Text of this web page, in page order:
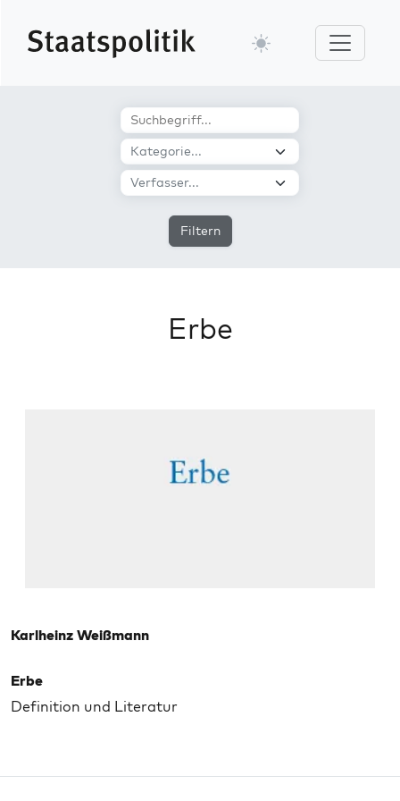
Filtern
Erbe
Karlheinz Weißmann
Erbe
Definition und Literatur